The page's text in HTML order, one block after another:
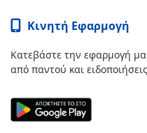
Κινητή Εφαρμογή
Κατεβάστε την εφαρμογή
από παντού και